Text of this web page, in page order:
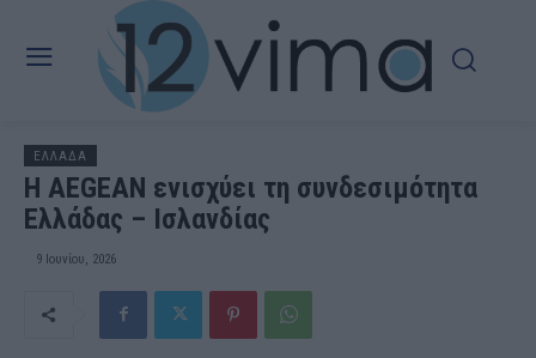
ΕΛΛΑΔΑ
Η AEGEAN ενισχύει τη συνδεσιμότητα
Ελλάδας – Ισλανδίας
9 Ιουνίου, 2026